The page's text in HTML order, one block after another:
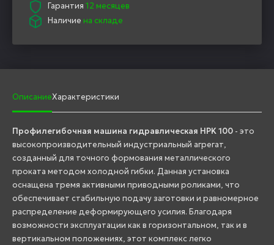
Гарантия 12 месяцев
Наличие на складе
ОписаниеХарактеристики
Профилегибочная машина гидравлическая HPK 100 - это
высокопроизводительный индустриальный агрегат,
созданный для точного формования металлического
проката методом холодной гибки. Данная установка
оснащена тремя активными приводными роликами, что
обеспечивает стабильную подачу заготовки и равномерное
распределение деформирующего усилия. Благодаря
возможности эксплуатации как в горизонтальном, так и в
вертикальном положениях, этот комплекс легко